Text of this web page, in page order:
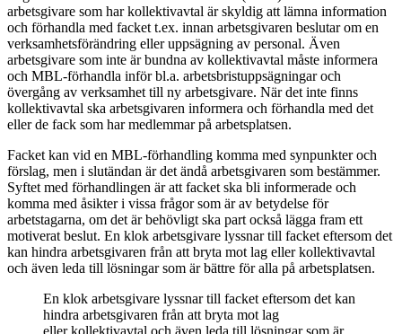
arbetsgivare som har kollektivavtal är skyldig att lämna information
och förhandla med facket t.ex. innan arbetsgivaren beslutar om en
verksamhetsförändring eller uppsägning av personal. Även
arbetsgivare som inte är bundna av kollektivavtal måste informera
och MBL-förhandla inför bl.a. arbetsbristuppsägningar och
övergång av verksamhet till ny arbetsgivare. När det inte finns
kollektivavtal ska arbetsgivaren informera och förhandla med det
eller de fack som har medlemmar på arbetsplatsen.
Facket kan vid en MBL-förhandling komma med synpunkter och
förslag, men i slutändan är det ändå arbetsgivaren som bestämmer.
Syftet med förhandlingen är att facket ska bli informerade och
komma med åsikter i vissa frågor som är av betydelse för
arbetstagarna, om det är behövligt ska part också lägga fram ett
motiverat beslut. En klok arbetsgivare lyssnar till facket eftersom det
kan hindra arbetsgivaren från att bryta mot lag eller kollektivavtal
och även leda till lösningar som är bättre för alla på arbetsplatsen.
En klok arbetsgivare lyssnar till facket eftersom det kan
hindra arbetsgivaren från att bryta mot lag
eller kollektivavtal och även leda till lösningar som är